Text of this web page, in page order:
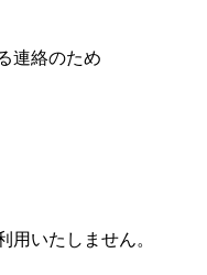
連絡のため
いたしません。